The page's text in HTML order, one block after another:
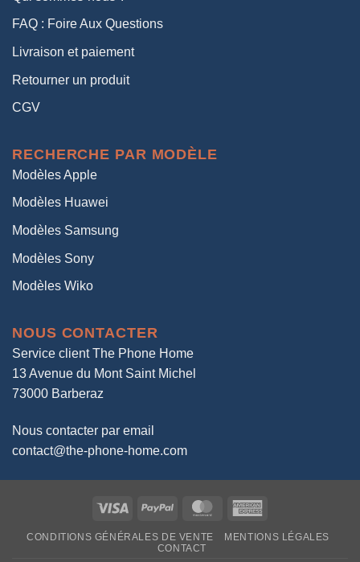
FAQ : Foire Aux Questions
Livraison et paiement
Retourner un produit
CGV
RECHERCHE PAR MODÈLE
Modèles Apple
Modèles Huawei
Modèles Samsung
Modèles Sony
Modèles Wiko
NOUS CONTACTER
Service client The Phone Home
13 Avenue du Mont Saint Michel
73000 Barberaz
Nous contacter par email
contact@the-phone-home.com
Visa PayPal MasterCard
CONDITIONS GÉNÉRALES DE VENTE
MENTIONS LÉGALES
CONTACT